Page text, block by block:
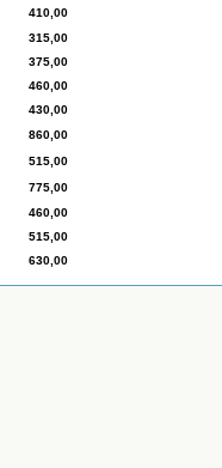
410,00
315,00
375,00
460,00
430,00
860,00
515,00
775,00
460,00
515,00
630,00